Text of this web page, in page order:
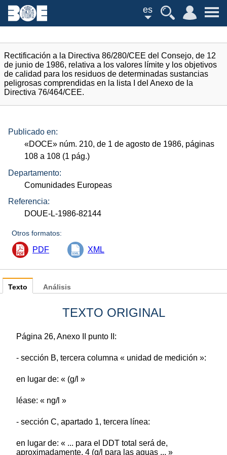
es
Rectificación a la Directiva 86/280/CEE del Consejo, de 12
de junio de 1986, relativa a los valores límite y los objetivos
de calidad para los residuos de determinadas sustancias
peligrosas comprendidas en la lista I del Anexo de la
Directiva 76/464/CEE.
Publicado en:
«DOCE» núm. 210, de 1 de agosto de 1986, páginas
108 a 108 (1 pág.)
Departamento:
Comunidades Europeas
Referencia:
DOUE-L-1986-82144
Otros formatos:
PDF XML
Texto
TEXTO ORIGINAL
Página 26, Anexo II punto II:
- sección B, tercera columna « unidad de medición »:
en lugar de: « (g/l »
léase: « ng/l »
- sección C, apartado 1, tercera línea:
en lugar de: « ... para el DDT total será de,
aproximadamente, 4 (g/l para las aguas ... »
Análisis